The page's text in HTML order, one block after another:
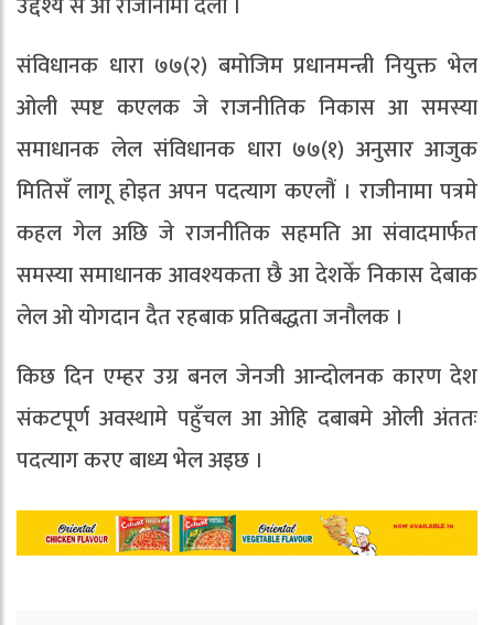
संविधानक धारा ७७(२) बमोजिम प्रधानमन्त्री नियुक्त भेल
ओली स्पष्ट कएलक जे राजनीतिक निकास आ समस्या
समाधानक लेल संविधानक धारा ७७(१) अनुसार आजुक
मितिसँ लागू होइत अपन पदत्याग कएलौं । राजीनामा पत्रमे
कहल गेल अछि जे राजनीतिक सहमति आ संवादमार्फत
समस्या समाधानक आवश्यकता छै आ देशकेँ निकास देबाक
लेल ओ योगदान दैत रहबाक प्रतिबद्धता जनौलक ।
किछ दिन एम्हर उग्र बनल जेनजी आन्दोलनक कारण देश
संकटपूर्ण अवस्थामे पहुँचल आ ओहि दबाबमे ओली अंततः
पदत्याग करए बाध्य भेल अइछ ।